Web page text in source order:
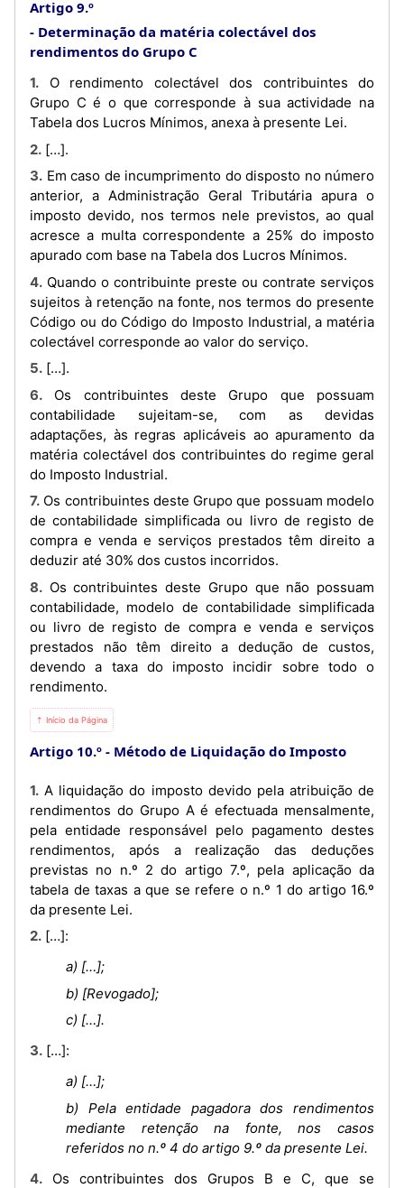
Artigo 9.º
Determinação da matéria colectável dos
rendimentos do Grupo C
1. O rendimento colectável dos contribuintes do
Grupo C é o que corresponde à sua actividade na
Tabela dos Lucros Mínimos, anexa à presente Lei.
2. […].
3. Em caso de incumprimento do disposto no número
anterior, a Administração Geral Tributária apura o
imposto devido, nos termos nele previstos, ao qual
acresce a multa correspondente a 25% do imposto
apurado com base na Tabela dos Lucros Mínimos.
4. Quando o contribuinte preste ou contrate serviços
sujeitos à retenção na fonte, nos termos do presente
Código ou do Código do Imposto Industrial, a matéria
colectável corresponde ao valor do serviço.
5. […].
6. Os contribuintes deste Grupo que possuam
contabilidade sujeitam-se, com as devidas
adaptações, às regras aplicáveis ao apuramento da
matéria colectável dos contribuintes do regime geral
do Imposto Industrial.
7. Os contribuintes deste Grupo que possuam modelo
de contabilidade simplificada ou livro de registo de
compra e venda e serviços prestados têm direito a
deduzir até 30% dos custos incorridos.
8. Os contribuintes deste Grupo que não possuam
contabilidade, modelo de contabilidade simplificada
ou livro de registo de compra e venda e serviços
prestados não têm direito a dedução de custos,
devendo a taxa do imposto incidir sobre todo o
rendimento.
⇡ Início da Página
Artigo 10.º Método de Liquidação do Imposto
1. A liquidação do imposto devido pela atribuição de
rendimentos do Grupo A é efectuada mensalmente,
pela entidade responsável pelo pagamento destes
rendimentos, após a realização das deduções
previstas no n.º 2 do artigo 7.º, pela aplicação da
tabela de taxas a que se refere o n.º 1 do artigo 16.º
da presente Lei.
2. […]:
a) […];
b) [Revogado];
c) […].
3. […]:
a) […];
b) Pela entidade pagadora dos rendimentos
mediante retenção na fonte, nos casos
referidos no n.º 4 do artigo 9.º da presente Lei.
4. Os contribuintes dos Grupos B e C, que se